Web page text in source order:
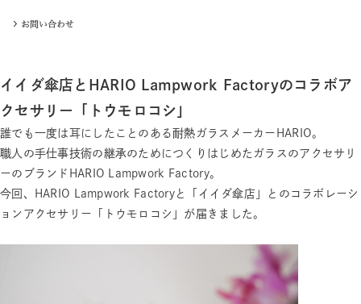
イイダ傘店とHARIO Lampwork Factoryのコラボア
クセサリー「トウモロコシ」
誰でも一度は耳にしたことのある耐熱ガラスメーカーHARIO。
職人の手仕事技術の継承のためにつくりはじめたガラスのアクセサリ
ーのブランドHARIO Lampwork Factory。
今回、HARIO Lampwork Factoryと「イイダ傘店」とのコラボレーシ
ョンアクセサリー「トウモロコシ」が届きました。